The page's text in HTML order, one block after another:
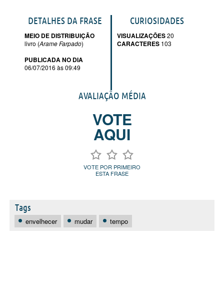
DETALHES DA FRASE
MEIO DE DISTRIBUIÇÃO
livro (Arame Farpado)
PUBLICADA NO DIA
06/07/2016 às 09:49
CURIOSIDADES
VISUALIZAÇÕES20
CARACTERES 103
AVALIAÇÃO MÉDIA
VOTE
AQUI
VOTE POR PRIMEIRO
ESTA FRASE
Tags
envelhecer mudar tempo